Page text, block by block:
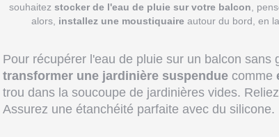
souhaitez stocker de l'eau de pluie sur votre balcon ,
alors, installez une moustiquaire autour du bord, en
Pour récupérer l'eau de pluie sur un balcon sans
transformer une jardinière suspendue comme
trou dans la soucoupe de jardinières vides.
Assurez une étanchéité parfaite avec du silicone.